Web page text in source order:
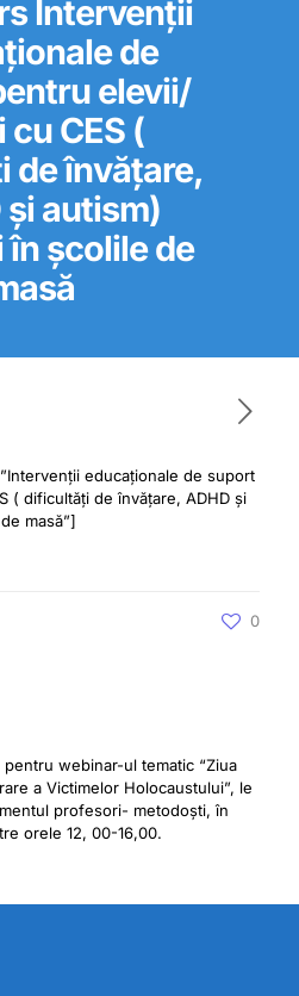
Intervenții
de
elevii/
CES (
de învățare,
și autism)
școlile de
educaționale de suport
( dificultăți de învățare, ADHD și
masă”]
0
webinar-ul tematic “Ziua
a Victimelor Holocaustului”, le
profesori- metodoști, în
orele 12, 00-16,00.